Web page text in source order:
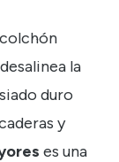
la
duro
y
es una